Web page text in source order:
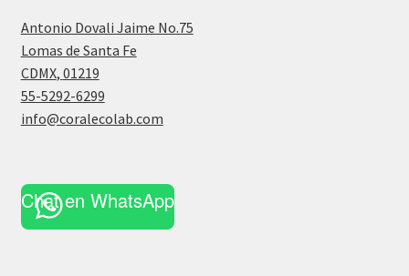
Antonio Dovali Jaime No.75
Lomas de Santa Fe
CDMX, 01219
55-5292-6299
info@coralecolab.com
Chat en WhatsApp